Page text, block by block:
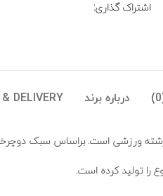
اشتراک گذاری:
درباره برند DELIVERY
رشته ورزشی است. براساس سبک
را تولید کرده است.